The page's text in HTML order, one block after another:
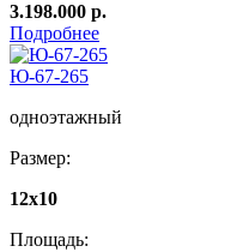
3.198.000 р.
Подробнее
Ю-67-265
одноэтажный
Размер:
12x10
Площадь: